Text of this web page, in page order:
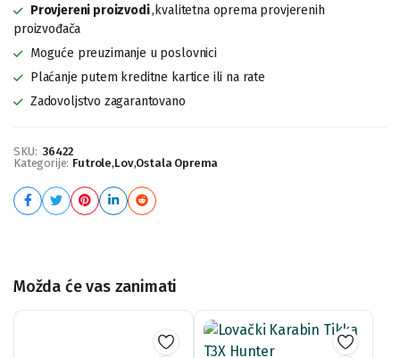
Provjereni proizvodi,kvalitetna oprema provjerenih
proizvođača
Moguće preuzimanje u poslovnici
Plaćanje putem kreditne kartice ili na rate
Zadovoljstvo zagarantovano
SKU: 36422
Kategorije: Futrole,Lov,Ostala Oprema
Možda će vas zanimati